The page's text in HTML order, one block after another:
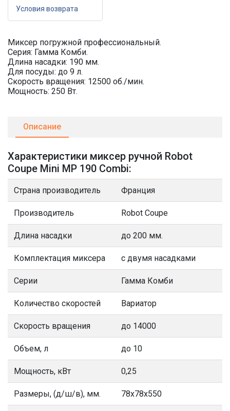
Условия возврата
Миксер погружной профессиональный.
Серия: Гамма Комби.
Длина насадки: 190 мм.
Для посуды: до 9 л.
Скорость вращения: 12500 об./мин.
Мощность: 250 Вт.
Описание
Характеристики миксер ручной Robot
Coupe Mini MP 190 Combi:
Страна производитель Франция
Производитель Robot Coupe
Длина насадки до 200 мм.
Комплектация миксера с двумя насадками
Серии Гамма Комби
Количество скоростей Вариатор
Скорость вращения до 14000
Объем, л до 10
Мощность, кВт 0,25
Размеры, (д/ш/в), мм. 78х78х550